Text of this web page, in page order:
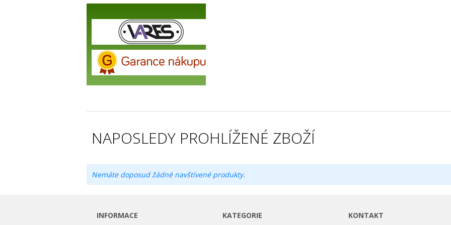
NAPOSLEDY PROHLÍŽENÉ ZBOŽÍ
Nemáte doposud žádné navštívené produkty.
INFORMACE KATEGORIE KONTAKT